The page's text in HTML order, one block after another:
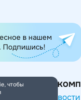
в нашем
Подпишись!
О
Новости
чтобы